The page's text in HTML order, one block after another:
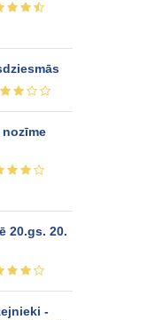
20.gs. 20.
-